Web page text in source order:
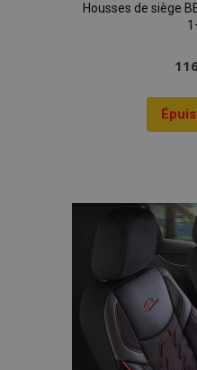
Housses de siège